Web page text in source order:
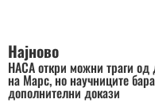
Најново
НАСА откри можни траги од
на Марс, но научниците
дополнителни докази